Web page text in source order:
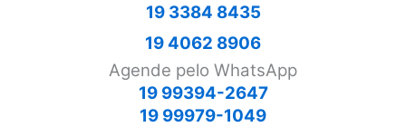
19 3384 8435
19 4062 8906
Agende pelo WhatsApp
19 99394-2647
19 99979-1049